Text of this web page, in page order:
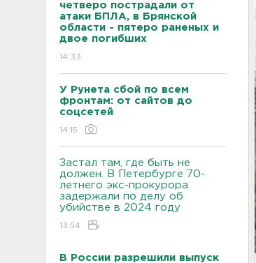
четверо пострадали от
атаки БПЛА, в Брянской
области - пятеро раненых и
двое погибших
14:33
У Рунета сбой по всем
фронтам: от сайтов до
соцсетей
14:15
Застал там, где быть не
должен. В Петербурге 70-
летнего экс-прокурора
задержали по делу об
убийстве в 2024 году
13:54
В России разрешили выпуск